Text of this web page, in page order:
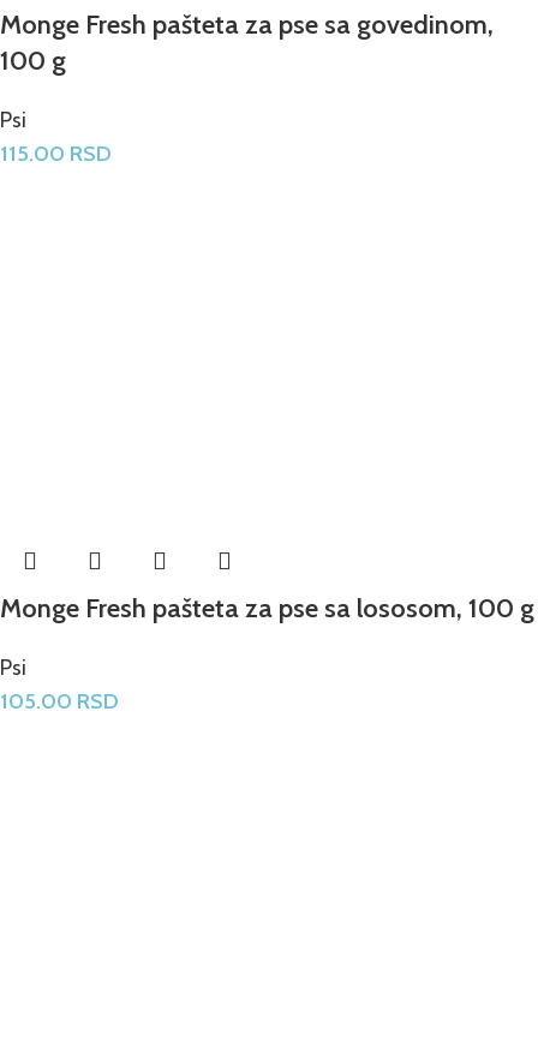
Monge Fresh pašteta za pse sa govedinom,
100 g
Psi
115.00 RSD
Monge Fresh pašteta za pse sa lososom, 100 g
Psi
105.00 RSD